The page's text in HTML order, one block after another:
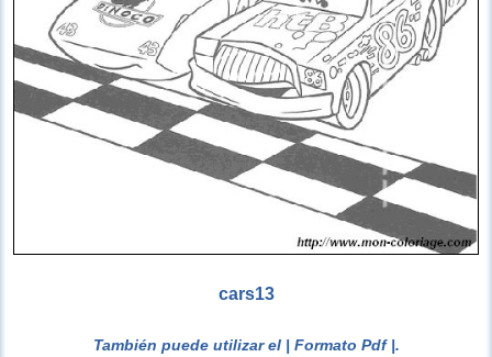
cars13
También puede utilizar el | Formato Pdf |.